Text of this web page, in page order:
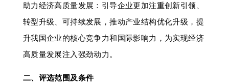
助力经济高质量发展：引导企业更加注重创新引领、
转型升级、可持续发展，推动产业结构优化升级，提
升我国企业的核心竞争力和国际影响力，为实现经济
高质量发展注入强劲动力。
二、评选范围及条件